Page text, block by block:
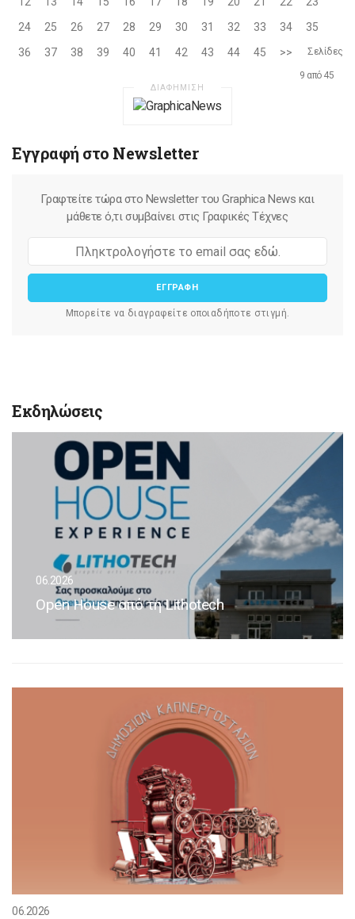
24
25 26 27 28 29 30 31 32 33 34
35
36
37 38 39 40 41 42 43 44 45 >> Σελίδες
9 από 45
ΔΙΑΦΗΜΙΣΗ
Εγγραφή στο Newsletter
Γραφτείτε τώρα στο Newsletter του Graphica News και
μάθετε ό,τι συμβαίνει στις Γραφικές Τέχνες
ΕΓΓΡΑΦΗ
Μπορείτε να διαγραφείτε οποιαδήποτε στιγμή.
Εκδηλώσεις
06.2026
Open House από τη Lithotech
06.2026